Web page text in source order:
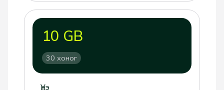
10 GB
30 хоног
Үнэ